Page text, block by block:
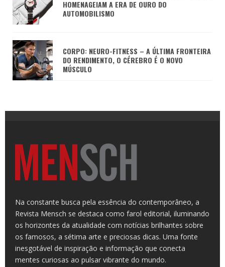
HOMENAGEIAM A ERA DE OURO DO
AUTOMOBILISMO
CORPO: NEURO-FITNESS – A ÚLTIMA FRONTEIRA
DO RENDIMENTO, O CÉREBRO É O NOVO
MÚSCULO
Na constante busca pela essência do contemporâneo, a
Revista Mensch se destaca como farol editorial, iluminando
os horizontes da atualidade com notícias brilhantes sobre
os famosos, a sétima arte e preciosas dicas. Uma fonte
inesgotável de inspiração e informação que conecta
mentes curiosas ao pulsar vibrante do mundo.